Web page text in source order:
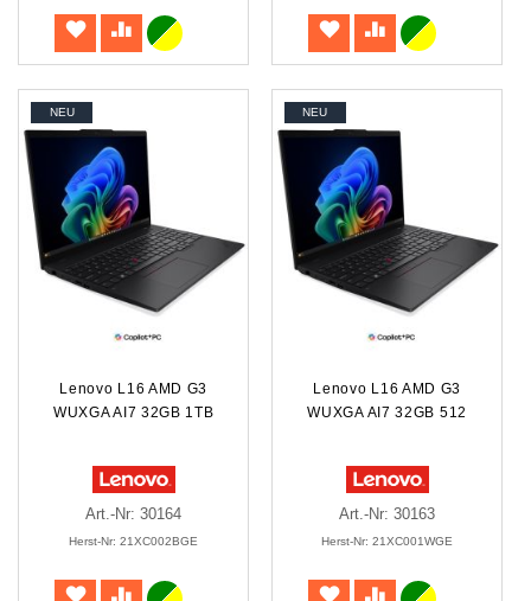
NEU
Lenovo L16 AMD G3
WUXGA AI7 32GB 1TB
Art.-Nr: 30164
Herst-Nr: 21XC002BGE
NEU
Lenovo L16 AMD G3
WUXGA AI7 32GB 512
Art.-Nr: 30163
Herst-Nr: 21XC001WGE